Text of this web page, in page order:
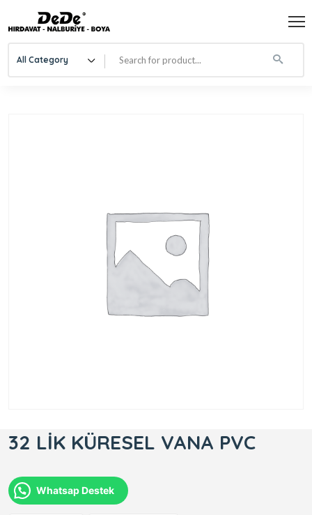
All Category
32 LİK KÜRESEL VANA PVC
Whatsap Destek